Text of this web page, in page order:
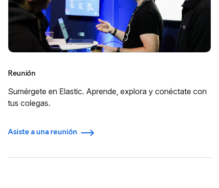
Reunión
Sumérgete en Elastic. Aprende, explora y conéctate con
tus colegas.
Asiste a una reunión